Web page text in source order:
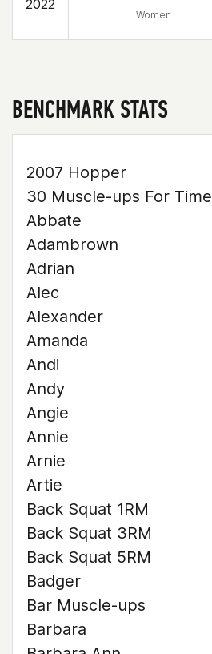
2022
Women
BENCHMARK STATS
2007 Hopper
30 Muscle-ups For Time
Abbate
Adambrown
Adrian
Alec
Alexander
Amanda
Andi
Andy
Angie
Annie
Arnie
Artie
Back Squat 1RM
Back Squat 3RM
Back Squat 5RM
Badger
Bar Muscle-ups
Barbara